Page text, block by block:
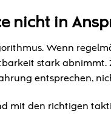
nicht in
Wenn
stark
entsprechen,
mit den richtigen